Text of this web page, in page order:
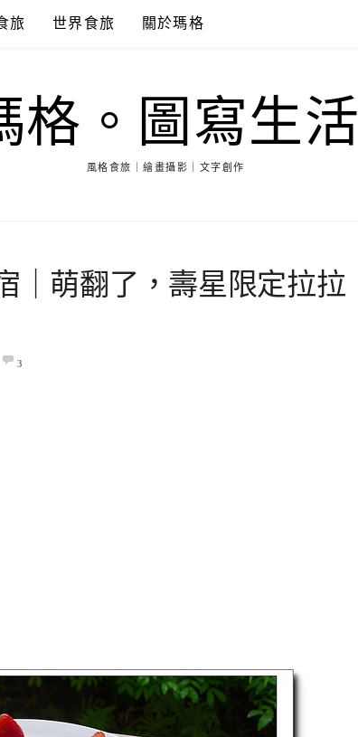
旅 世界食旅 關於瑪格
格。圖寫生活
風格食旅｜繪畫攝影｜文字創作
｜萌翻了，壽星限定拉拉
3